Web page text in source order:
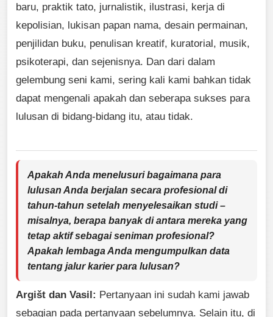
baru, praktik tato, jurnalistik, ilustrasi, kerja di
kepolisian, lukisan papan nama, desain permainan,
penjilidan buku, penulisan kreatif, kuratorial, musik,
psikoterapi, dan sejenisnya. Dan dari dalam
gelembung seni kami, sering kali kami bahkan tidak
dapat mengenali apakah dan seberapa sukses para
lulusan di bidang-bidang itu, atau tidak.
Apakah Anda menelusuri bagaimana para
lulusan Anda berjalan secara profesional di
tahun-tahun setelah menyelesaikan studi –
misalnya, berapa banyak di antara mereka yang
tetap aktif sebagai seniman profesional?
Apakah lembaga Anda mengumpulkan data
tentang jalur karier para lulusan?
Argišt dan Vasil: Pertanyaan ini sudah kami jawab
sebagian pada pertanyaan sebelumnya. Selain itu, di